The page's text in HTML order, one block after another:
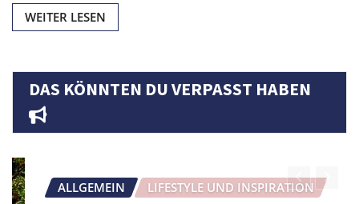
WEITER LESEN
DAS KÖNNTEN DU VERPASST HABEN
ALLGEMEIN LIFESTYLE UND INSPIRATION